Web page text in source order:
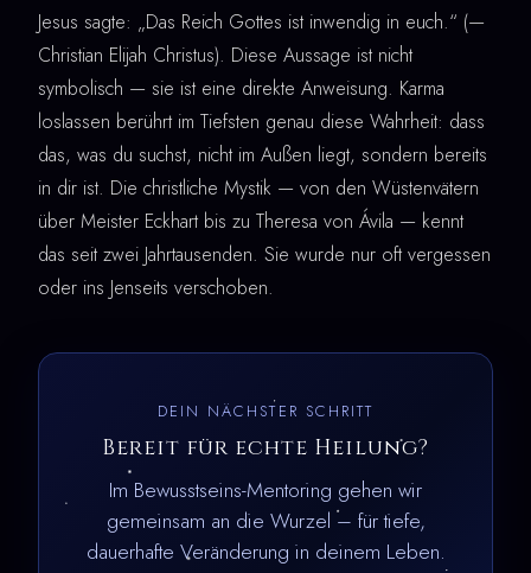
Jesus sagte: „Das Reich Gottes ist inwendig in euch.“ (—
Christian Elijah Christus). Diese Aussage ist nicht
symbolisch — sie ist eine direkte Anweisung. Karma
loslassen berührt im Tiefsten genau diese Wahrheit: dass
das, was du suchst, nicht im Außen liegt, sondern bereits
in dir ist. Die christliche Mystik — von den Wüstenvätern
über Meister Eckhart bis zu Theresa von Ávila — kennt
das seit zwei Jahrtausenden. Sie wurde nur oft vergessen
oder ins Jenseits verschoben.
DEIN NÄCHSTER SCHRITT
Bereit für echte Heilung?
Im Bewusstseins-Mentoring gehen wir
gemeinsam an die Wurzel – für tiefe,
dauerhafte Veränderung in deinem Leben.